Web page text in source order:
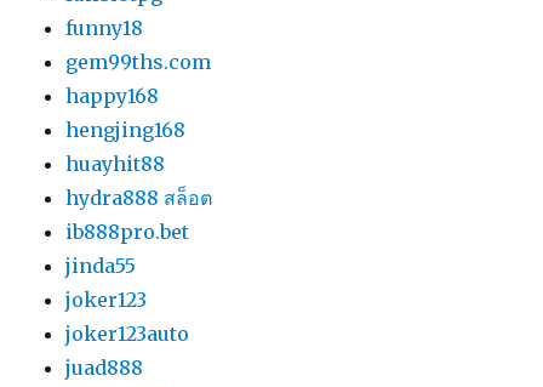
funny18
gem99ths.com
happy168
hengjing168
huayhit88
hydra888 สล็อต
ib888pro.bet
jinda55
joker123
joker123auto
juad888